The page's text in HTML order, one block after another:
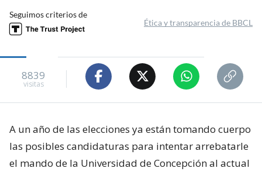
Seguimos criterios de
Ética y transparencia de BBCL
8839
visitas
A un año de las elecciones ya están tomando cuerpo
las posibles candidaturas para intentar arrebatarle
el mando de la Universidad de Concepción al actual